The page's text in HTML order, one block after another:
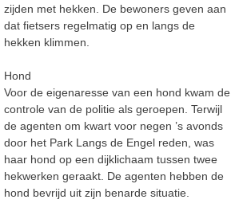
zijden met hekken. De bewoners geven aan
dat fietsers regelmatig op en langs de
hekken klimmen.
Hond
Voor de eigenaresse van een hond kwam de
controle van de politie als geroepen. Terwijl
de agenten om kwart voor negen ’s avonds
door het Park Langs de Engel reden, was
haar hond op een dijklichaam tussen twee
hekwerken geraakt. De agenten hebben de
hond bevrijd uit zijn benarde situatie.